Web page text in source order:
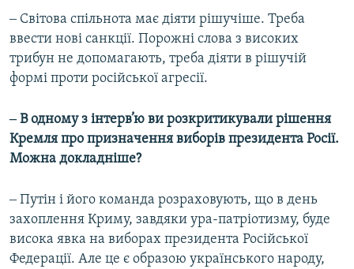
‒ Світова спільнота має діяти рішучіше. Треба
ввести нові санкції. Порожні слова з високих
трибун не допомагають, треба діяти в рішучій
формі проти російської агресії.
‒ В одному з інтерв’ю ви розкритикували рішення
Кремля про призначення виборів президента Росії.
Можна докладніше?
‒ Путін і його команда розраховують, що в день
захоплення Криму, завдяки ура-патріотизму, буде
висока явка на виборах президента Російської
Федерації. Але це є образою українського народу,